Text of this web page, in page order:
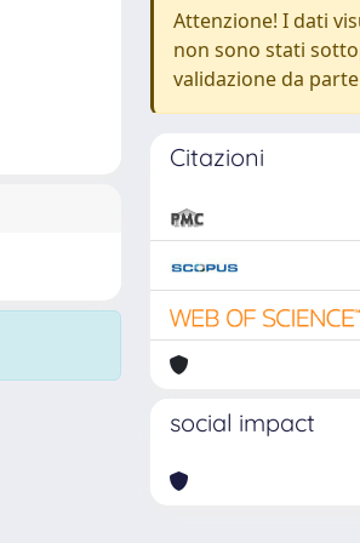
Attenzione! I dati
non sono stati
validazione da
Citazioni
social impact